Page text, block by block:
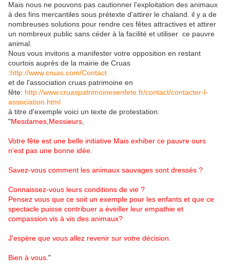
Mais nous ne pouvons pas cautionner l'exploitation des animaux
à des fins mercantiles sous prétexte d'attirer le chaland. il y a de
nombreuses solutions pour rendre ces fêtes attractives et attirer
un nombreux public sans céder à la facilité et utiliser ce pauvre
animal.
Nous vous invitons a manifester votre opposition en restant
courtois auprès de la mairie de Cruas
:http://www.cruas.com/Contact
et de l'association cruas patrimoine en
fête: http://www.cruaspatrimoinesenfete.fr/contact/contacter-l-
association.html
à titre d'exemple voici un texte de protestation:
"Mesdames, Messieurs,
Votre fête est une belle initiative Mais exhiber ce pauvre ours
n'est pas une bonne idée.
Savez-vous comment les animaux sauvages sont dressés ?
Connaissez-vous leurs conditions de vie ?
Pensez vous que ce soit un exemple pour les enfants et que ce
spectacle puisse contribuer a éveiller leur empathie et
compassion vis à vis des animaux?
J'espère que vous allez revenir sur votre décision.
Bien à vous. "